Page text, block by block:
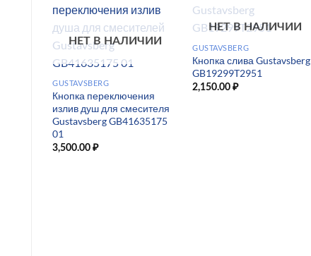
НЕТ В НАЛИЧИИ
GUSTAVSBERG
Кнопка переключения
излив душ для смесителя
Gustavsberg GB41635175
01
3,500.00₽
НЕТ В НАЛИЧИИ
GUSTAVSBERG
Кнопка слива Gustavsberg
GB19299T2951
2,150.00₽